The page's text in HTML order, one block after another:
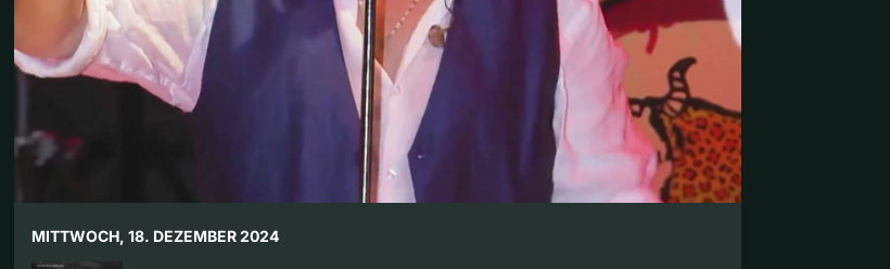
MITTWOCH, 18. DEZEMBER 2024